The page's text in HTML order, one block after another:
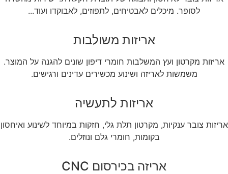
לסופר. מיכלים לאבטיחים, לתפוזים, לאבוקדו ועוד...
אריזות משולבות
אריזות מקרטון ועץ המשלבות חומרי דיפון שונים להגנה על המוצר.
משמשות לאריזה ושינוע מכשירים עדינים ורגישים.
אריזות לתעשיה
אריזות צובר ענקיות, מקרטון תלת גלי, חזקות במיוחד לשינוע ואיחסון
בקומות, חומרי גלם ונוזלים.
אריזה בכירסום CNC